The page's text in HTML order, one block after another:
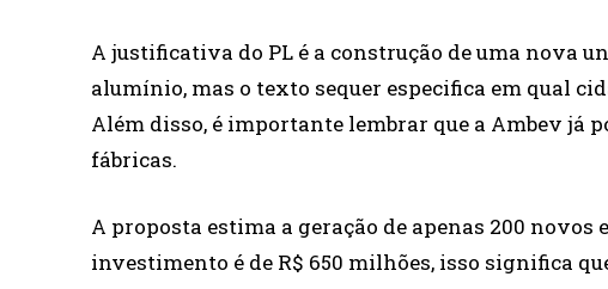
A justificativa do PL é a construção de uma nova
alumínio, mas o texto sequer especifica em qual
Além disso, é importante lembrar que a Ambev já
fábricas.
A proposta estima a geração de apenas 200
investimento é de R$ 650 milhões, isso significa